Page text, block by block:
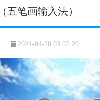
笔画输入法）
2024-04-20 03:02:20